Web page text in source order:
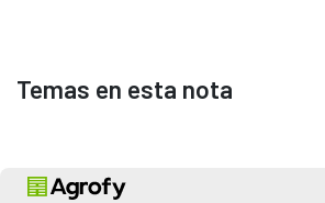
Temas en esta nota